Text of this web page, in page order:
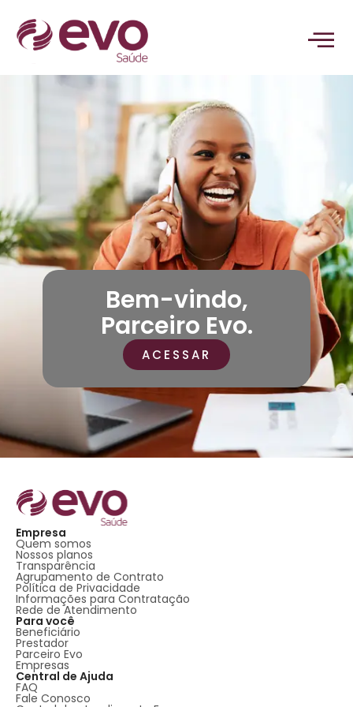
Bem-vindo,
Parceiro Evo.
ACESSAR
Empresa
Quem somos
Nossos planos
Transparência
Agrupamento de Contrato
Política de Privacidade
Informações para Contratação
Rede de Atendimento
Para você
Beneficiário
Prestador
Parceiro Evo
Empresas
Central de Ajuda
FAQ
Fale Conosco